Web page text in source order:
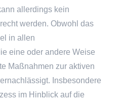
allerdings kein
werden. Obwohl das
in allen
eine oder andere Weise
Maßnahmen zur aktiven
Insbesondere
im Hinblick auf die